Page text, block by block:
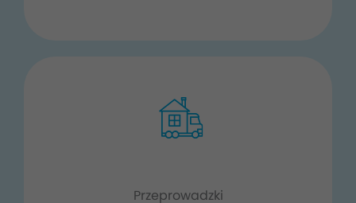
Przeprowadzki